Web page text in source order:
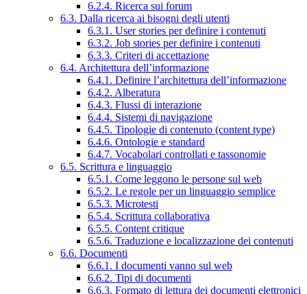
6.2.4. Ricerca sui forum
6.3. Dalla ricerca ai bisogni degli utenti
6.3.1. User stories per definire i contenuti
6.3.2. Job stories per definire i contenuti
6.3.3. Criteri di accettazione
6.4. Architettura dell’informazione
6.4.1. Definire l’architettura dell’informazione
6.4.2. Alberatura
6.4.3. Flussi di interazione
6.4.4. Sistemi di navigazione
6.4.5. Tipologie di contenuto (content type)
6.4.6. Ontologie e standard
6.4.7. Vocabolari controllati e tassonomie
6.5. Scrittura e linguaggio
6.5.1. Come leggono le persone sul web
6.5.2. Le regole per un linguaggio semplice
6.5.3. Microtesti
6.5.4. Scrittura collaborativa
6.5.5. Content critique
6.5.6. Traduzione e localizzazione dei contenuti
6.6. Documenti
6.6.1. I documenti vanno sul web
6.6.2. Tipi di documenti
6.6.3. Formato di lettura dei documenti elettronici